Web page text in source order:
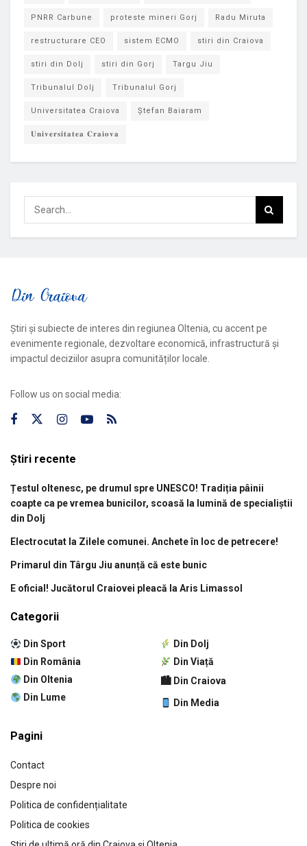
PNRR Carbune proteste mineri Gorj Radu Miruta
restructurare CEO sistem ECMO stiri din Craiova
stiri din Dolj stiri din Gorj Targu Jiu
Tribunalul Dolj Tribunalul Gorj
Universitatea Craiova Ștefan Baiaram
𝐔𝐧𝐢𝐯𝐞𝐫𝐬𝐢𝐭𝐚𝐭𝐞𝐚 𝐂𝐫𝐚𝐢𝐨𝐯𝐚
Știri și subiecte de interes din regiunea Oltenia, cu accent pe
evenimente regionale, dezvoltare economică, infrastructură și
impactul deciziilor asupra comunităților locale.
Follow us on social media:
Știri recente
Țestul oltenesc, pe drumul spre UNESCO! Tradiția pâinii
coapte ca pe vremea bunicilor, scoasă la lumină de specialiștii
din Dolj
Electrocutat la Zilele comunei. Anchete în loc de petrecere!
Primarul din Târgu Jiu anunță că este bunic
E oficial! Jucătorul Craiovei pleacă la Aris Limassol
Categorii
Din Sport
Din România
Din Oltenia
Din Lume
Din Dolj
Din Viață
🏙 Din Craiova
Din Media
Pagini
Contact
Despre noi
Politica de confidențialitate
Politica de cookies